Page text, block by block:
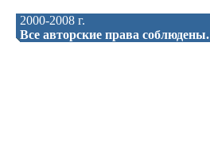
2000-2008 г.
Все авторские права соблюдены.